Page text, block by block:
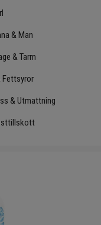
& Man
& Tarm
Fettsyror
& Utmattning